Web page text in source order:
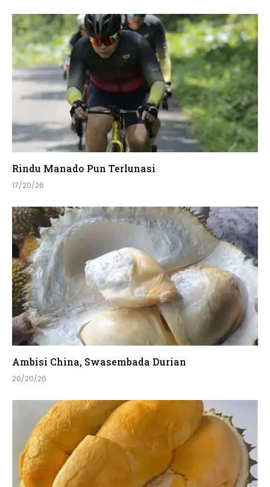
Rindu Manado Pun Terlunasi
17/20/26
Ambisi China, Swasembada Durian
20/20/26